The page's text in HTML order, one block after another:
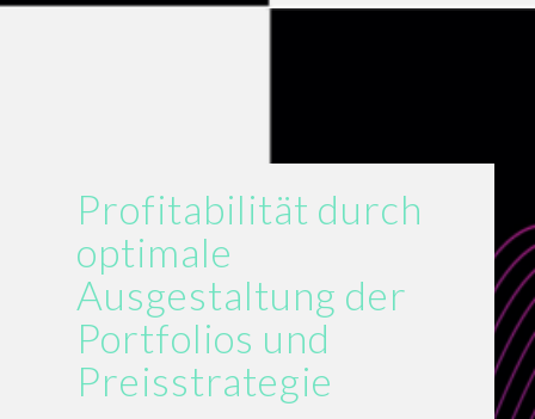
Profitabilität durch
optimale
Ausgestaltung der
Portfolios und
Preisstrategie